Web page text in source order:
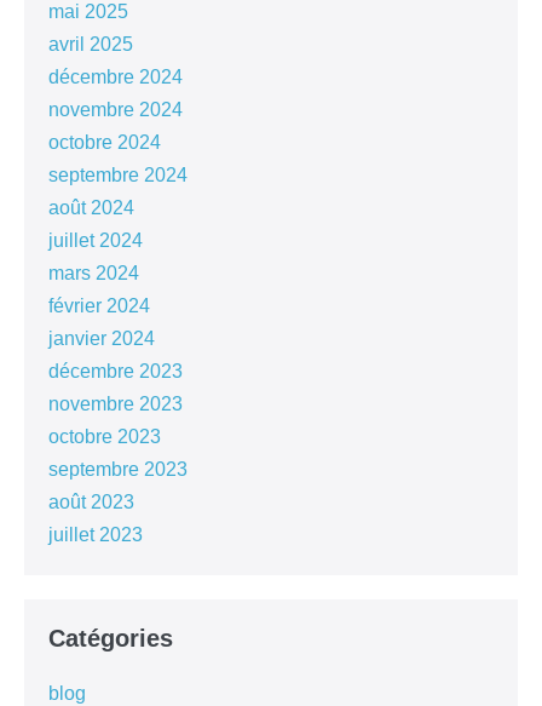
mai 2025
avril 2025
décembre 2024
novembre 2024
octobre 2024
septembre 2024
août 2024
juillet 2024
mars 2024
février 2024
janvier 2024
décembre 2023
novembre 2023
octobre 2023
septembre 2023
août 2023
juillet 2023
Catégories
blog